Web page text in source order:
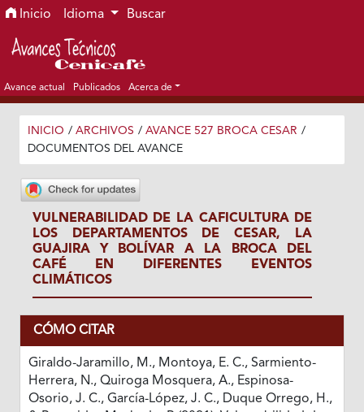
Ir al menú de navegación principal
Ir al contenido principal
Ir al pie de página del sitio
Inicio Idioma Buscar
Avance actual Publicados Acerca de
INICIO / ARCHIVOS / AVANCE 527 BROCA CESAR /
DOCUMENTOS DEL AVANCE
VULNERABILIDAD DE LA CAFICULTURA DE
LOS DEPARTAMENTOS DE CESAR, LA
GUAJIRA Y BOLÍVAR A LA BROCA DEL
CAFÉ EN DIFERENTES EVENTOS
CLIMÁTICOS
CÓMO CITAR
Giraldo-Jaramillo, M., Montoya, E. C., Sarmiento-
Herrera, N., Quiroga Mosquera, A., Espinosa-
Osorio, J. C., García-López, J. C., Duque Orrego, H.,